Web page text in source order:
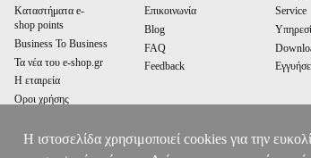
Καταστήματα e-
shop points
Business To Business
Τα νέα του e-shop.gr
Η εταιρεία
Οροι χρήσης
Επικοινωνία
Blog
FAQ
Feedback
Service
Η ιστοσελίδα χρησιμοποιεί cookies για την